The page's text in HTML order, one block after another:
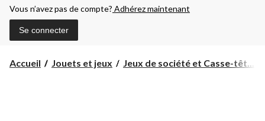
Vous n’avez pas de compte? Adhérez maintenant
Se connecter
Accueil Jouets et jeux Jeux de société et Casse-têt...